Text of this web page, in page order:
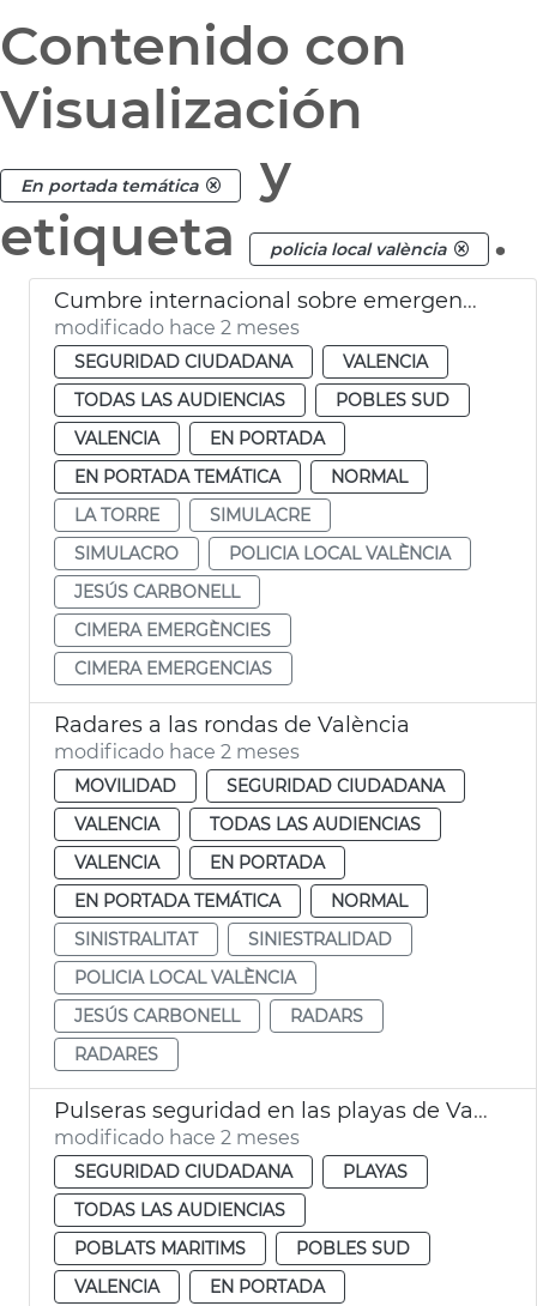
Contenido con
Visualización
En portada temática
y
etiqueta
policia local valència .
Cumbre internacional sobre emergencias en València
modificado hace 2 meses
SEGURIDAD CIUDADANA
VALENCIA
TODAS LAS AUDIENCIAS
POBLES SUD
VALENCIA
EN PORTADA
EN PORTADA TEMÁTICA
NORMAL
LA TORRE
SIMULACRE
SIMULACRO
POLICIA LOCAL VALÈNCIA
JESÚS CARBONELL
CIMERA EMERGÈNCIES
CIMERA EMERGENCIAS
Radares a las rondas de València
modificado hace 2 meses
MOVILIDAD
SEGURIDAD CIUDADANA
VALENCIA
TODAS LAS AUDIENCIAS
VALENCIA
EN PORTADA
EN PORTADA TEMÁTICA
NORMAL
SINISTRALITAT
SINIESTRALIDAD
POLICIA LOCAL VALÈNCIA
JESÚS CARBONELL
RADARS
RADARES
Pulseras seguridad en las playas de València
modificado hace 2 meses
SEGURIDAD CIUDADANA
PLAYAS
TODAS LAS AUDIENCIAS
POBLATS MARITIMS
POBLES SUD
VALENCIA
EN PORTADA